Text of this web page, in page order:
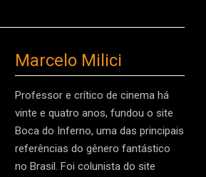
Marcelo Milici
Professor e crítico de cinema há
vinte e quatro anos, fundou o site
Boca do Inferno, uma das principais
referências do gênero fantástico
no Brasil. Foi colunista do site